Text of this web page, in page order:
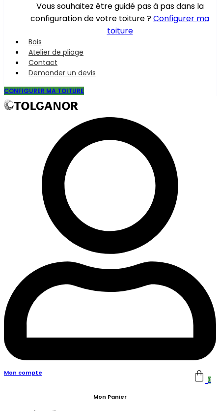
Vous souhaitez être guidé pas à pas dans la
configuration de votre toiture ?Configurer ma
toiture
Bois
Atelier de pliage
Contact
Demander un devis
CONFIGURER MA TOITURE
Mon compte
0
Mon Panier